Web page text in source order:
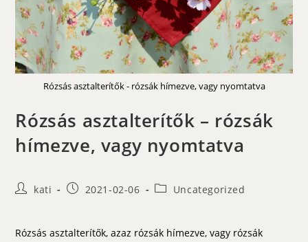
Rózsás asztalterítők - rózsák hímezve, vagy nyomtatva
Rózsás asztalterítők – rózsák
hímezve, vagy nyomtatva
Postkati
Post2021-02-06
PostUncategorized
Rózsás asztalterítők, azaz rózsák hímezve, vagy rózsák